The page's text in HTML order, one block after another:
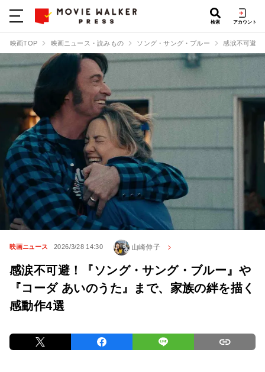
検索 アカウント
映画TOP 映画ニュース・読みもの ソング・サング・ブルー 感涙不可避！
映画ニュース 2026/3/28 14:30 山崎伸子
感涙不可避！『ソング・サング・ブルー』や
『コーダ あいのうた』まで、家族の絆を描く
感動作4選